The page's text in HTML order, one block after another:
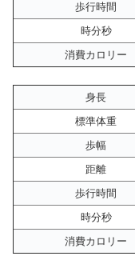
歩行時間
時分秒
消費カロリー
身長
標準体重
歩幅
距離
歩行時間
時分秒
消費カロリー